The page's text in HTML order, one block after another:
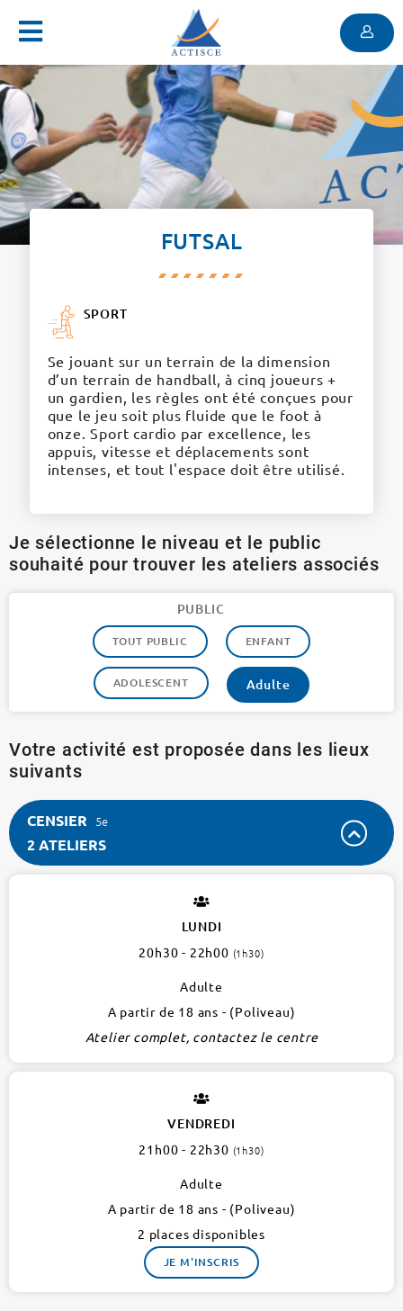
Menu
FUTSAL
SPORT
Se jouant sur un terrain de la dimension
d’un terrain de handball, à cinq joueurs +
un gardien, les règles o­nt été conçues pour
que le jeu soit plus fluide que le foot à
onze. Sport cardio par excellence, les
appuis, vitesse et déplacements sont
intenses, et tout l'espace doit être utilisé.
Je sélectionne le niveau et le public
souhaité pour trouver les ateliers associés
PUBLIC
TOUT PUBLIC ENFANT
ADOLESCENT Adulte
Votre activité est proposée dans les lieux
suivants
CENSIER 5e
2 ATELIERS
LUNDI
20h30 - 22h00 (1h30)
Adulte
A partir de 18 ans - (Poliveau)
Atelier complet, contactez le centre
VENDREDI
21h00 - 22h30 (1h30)
Adulte
A partir de 18 ans - (Poliveau)
2 places disponibles
JE M'INSCRIS